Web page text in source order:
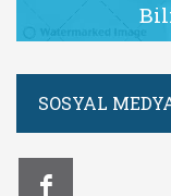
SOSYAL